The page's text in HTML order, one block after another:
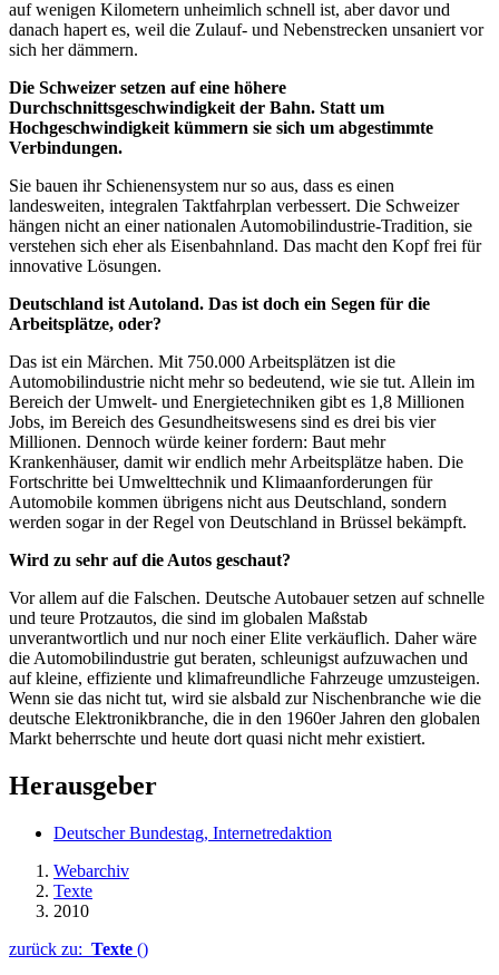
auf wenigen Kilometern unheimlich schnell ist, aber davor und
danach hapert es, weil die Zulauf- und Nebenstrecken unsaniert vor
sich her dämmern.
Die Schweizer setzen auf eine höhere
Durchschnittsgeschwindigkeit der Bahn. Statt um
Hochgeschwindigkeit kümmern sie sich um abgestimmte
Verbindungen.
Sie bauen ihr Schienensystem nur so aus, dass es einen
landesweiten, integralen Taktfahrplan verbessert. Die Schweizer
hängen nicht an einer nationalen Automobilindustrie-Tradition, sie
verstehen sich eher als Eisenbahnland. Das macht den Kopf frei für
innovative Lösungen.
Deutschland ist Autoland. Das ist doch ein Segen für die
Arbeitsplätze, oder?
Das ist ein Märchen. Mit 750.000 Arbeitsplätzen ist die
Automobilindustrie nicht mehr so bedeutend, wie sie tut. Allein im
Bereich der Umwelt- und Energietechniken gibt es 1,8 Millionen
Jobs, im Bereich des Gesundheitswesens sind es drei bis vier
Millionen. Dennoch würde keiner fordern: Baut mehr
Krankenhäuser, damit wir endlich mehr Arbeitsplätze haben. Die
Fortschritte bei Umwelttechnik und Klimaanforderungen für
Automobile kommen übrigens nicht aus Deutschland, sondern
werden sogar in der Regel von Deutschland in Brüssel bekämpft.
Wird zu sehr auf die Autos geschaut?
Vor allem auf die Falschen. Deutsche Autobauer setzen auf schnelle
und teure Protzautos, die sind im globalen Maßstab
unverantwortlich und nur noch einer Elite verkäuflich. Daher wäre
die Automobilindustrie gut beraten, schleunigst aufzuwachen und
auf kleine, effiziente und klimafreundliche Fahrzeuge umzusteigen.
Wenn sie das nicht tut, wird sie alsbald zur Nischenbranche wie die
deutsche Elektronikbranche, die in den 1960er Jahren den globalen
Markt beherrschte und heute dort quasi nicht mehr existiert.
Herausgeber
Deutscher Bundestag, Internetredaktion
Webarchiv
Texte
2010
zurück zu: Texte ()